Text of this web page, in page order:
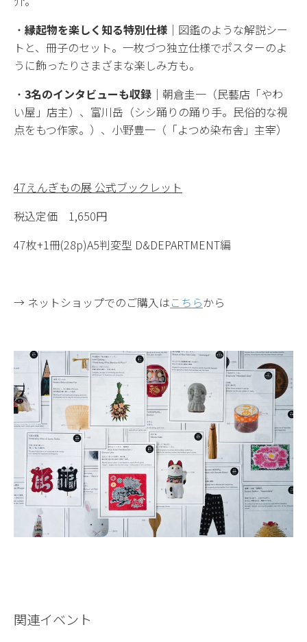
・ 縁起物を楽しく知る特別仕様 ｜図鑑のような解説シー
トと、冊子のセット。一枚づつ独立仕様でポスターのよ
うに飾ったりさまざまな楽しみ方も。
・ 3名のインタビューも収録 ｜朝倉圭一（民藝店「やわ
い屋」店主）、富川岳（シシ踊りの踊り手。民俗的な視
点をもつ作家。）、小野豊一（「よつめ染布舎」主宰）
47えんぎもの展 公式ブックレット
税込定価 1,650円
47枚+1冊(28p)A5判変型 D&DEPARTMENT編
→ ネットショップでのご購入はこちらから
関連イベント